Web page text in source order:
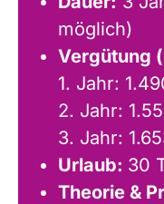
möglich)
Vergütung
1. Jahr:
2. Jahr:
3. Jahr:
Urlaub: 30
Theorie &